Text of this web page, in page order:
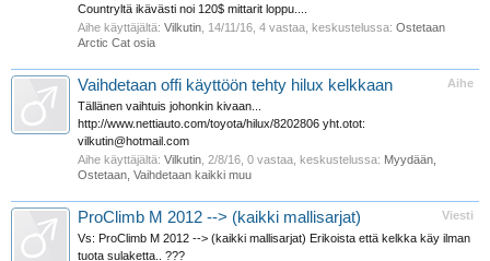
Countryltä ikävästi noi 120$ mittarit loppu....
Aihe käyttäjältä: Vilkutin 14/11/16 , 4 vastaa, keskustelussa: Ostetaan
Arctic Cat osia
Aihe
Vaihdetaan offi käyttöön tehty hilux kelkkaan
Tällänen vaihtuis johonkin kivaan...
http://www.nettiauto.com/toyota/hilux/8202806 yht.otot:
vilkutin@hotmail.com
Aihe käyttäjältä: Vilkutin 2/8/16 , 0 vastaa, keskustelussa: Myydään,
Ostetaan, Vaihdetaan kaikki muu
Viesti
ProClimb M 2012 --> (kaikki mallisarjat)
Vs: ProClimb M 2012 --> (kaikki mallisarjat) Erikoista että kelkka käy ilman
tuota sulaketta.. ???